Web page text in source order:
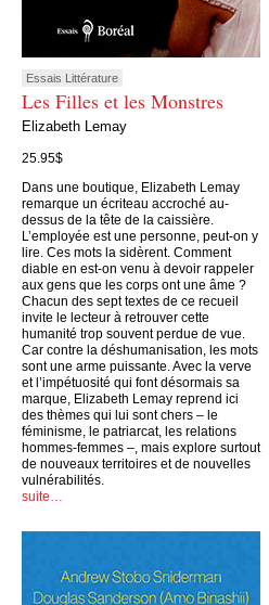
Essais Littérature
Les Filles et les Monstres
Elizabeth Lemay
25.95$
Dans une boutique, Elizabeth Lemay
remarque un écriteau accroché au-
dessus de la tête de la caissière.
L’employée est une personne, peut-on y
lire. Ces mots la sidèrent. Comment
diable en est-on venu à devoir rappeler
aux gens que les corps ont une âme ?
Chacun des sept textes de ce recueil
invite le lecteur à retrouver cette
humanité trop souvent perdue de vue.
Car contre la déshumanisation, les mots
sont une arme puissante. Avec la verve
et l’impétuosité qui font désormais sa
marque, Elizabeth Lemay reprend ici
des thèmes qui lui sont chers – le
féminisme, le patriarcat, les relations
hommes-femmes –, mais explore surtout
de nouveaux territoires et de nouvelles
vulnérabilités.
suite…